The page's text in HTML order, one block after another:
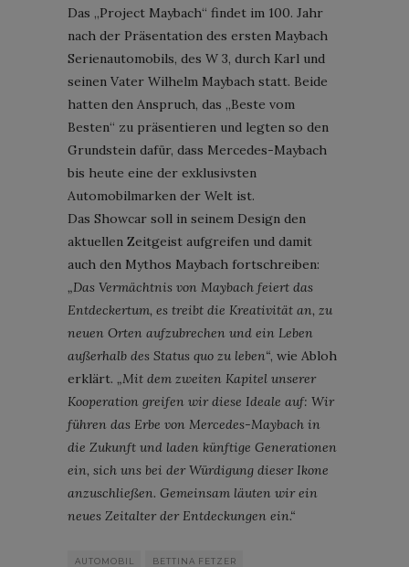
Das „Project Maybach“ findet im 100. Jahr
nach der Präsentation des ersten Maybach
Serienautomobils, des W 3, durch Karl und
seinen Vater Wilhelm Maybach statt. Beide
hatten den Anspruch, das „Beste vom
Besten“ zu präsentieren und legten so den
Grundstein dafür, dass Mercedes-Maybach
bis heute eine der exklusivsten
Automobilmarken der Welt ist.
Das Showcar soll in seinem Design den
aktuellen Zeitgeist aufgreifen und damit
auch den Mythos Maybach fortschreiben:
„Das Vermächtnis von Maybach feiert das
Entdeckertum, es treibt die Kreativität an, zu
neuen Orten aufzubrechen und ein Leben
außerhalb des Status quo zu leben“, wie Abloh
erklärt. „Mit dem zweiten Kapitel unserer
Kooperation greifen wir diese Ideale auf: Wir
führen das Erbe von Mercedes-Maybach in
die Zukunft und laden künftige Generationen
ein, sich uns bei der Würdigung dieser Ikone
anzuschließen. Gemeinsam läuten wir ein
neues Zeitalter der Entdeckungen ein.“
AUTOMOBIL BETTINA FETZER